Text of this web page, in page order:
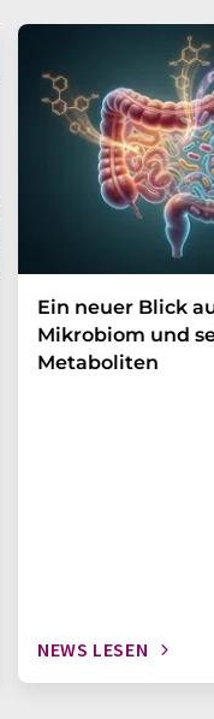
Ein neuer Blick
Mikrobiom und
Metaboliten
NEWS LESEN